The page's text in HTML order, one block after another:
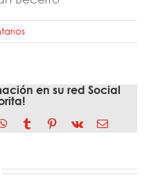
en su red Social
WhatsApp
TumblrPinterest
Vk
Correo